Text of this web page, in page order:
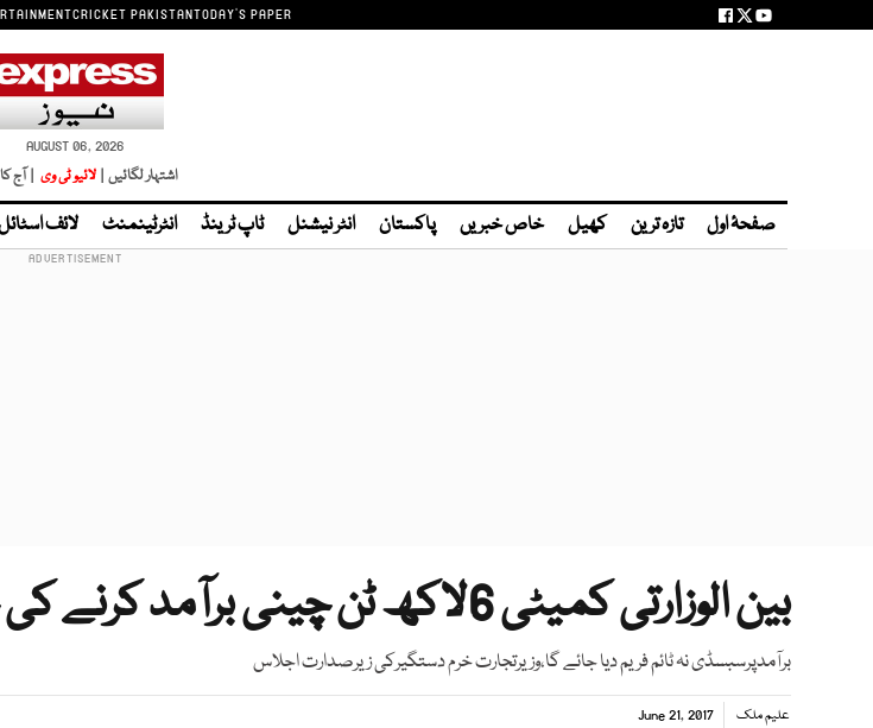
CRICKET PAKISTANTODAY'S PAPER
AUGUST 06, 2026
اشتہار لگائیں | لائیو ٹی وی | آج
صفحۂ اول تازہ ترین کھیل خاص خبریں پاکستان انٹر نیشنل ٹاپ ٹرینڈ انٹرٹینمنٹ لائف
بین الوزارتی کمیٹی 6لاکھ ٹن چینی برآمد کرنے کی حامی
برآمدپرسبسڈی نہ ٹائم فریم دیا جائے گا،وزیرتجارت خرم دستگیرکی زیرصدارت اجلاس
علیم ملک June 21, 2017